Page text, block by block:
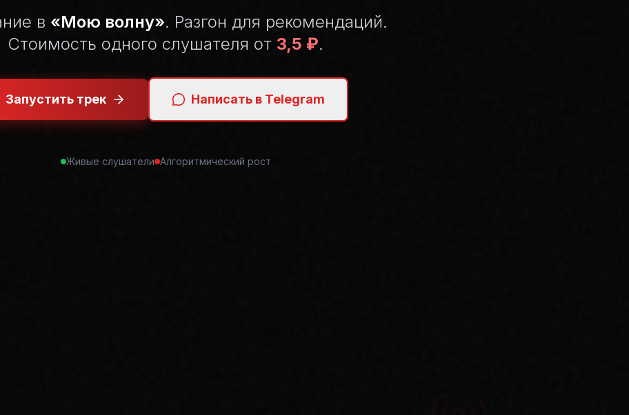
в «Мою волну». Разгон для рекомендаций.
Стоимость одного слушателя от 3,5 ₽.
Запустить трек Написать в Telegram
Живые слушатели Алгоритмический рост